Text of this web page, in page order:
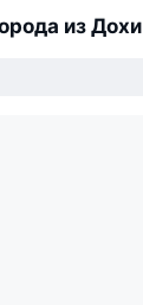
из Дохи